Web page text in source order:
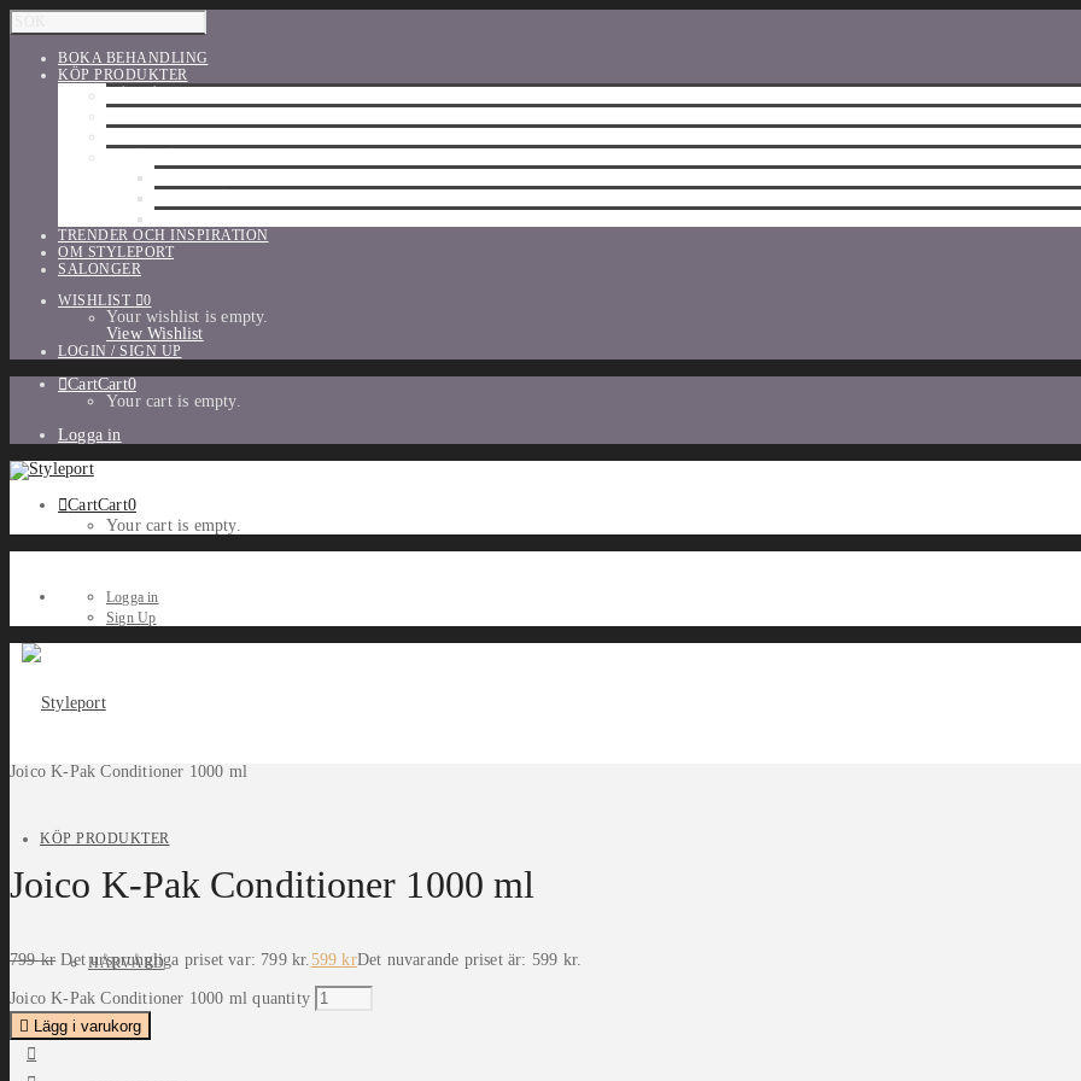
BOKA BEHANDLING
KÖP PRODUKTER
TRENDER OCH INSPIRATION
OM STYLEPORT
SALONGER
WISHLIST
0
Your wishlist is empty.
View Wishlist
LOGIN / SIGN UP
CartCart0
Your cart is empty.
Logga in
CartCart0
Your cart is empty.
Logga in
Sign Up
KÖP PRODUKTER
HÅRVÅRD
Joico K-Pak Conditioner 1000 ml
Joico K-Pak Conditioner 1000 ml
799kr Det ursprungliga priset var: 799 kr. 599krDet nuvarande priset är: 599 kr.
Joico K-Pak Conditioner 1000 ml quantity
Lägg i varukorg